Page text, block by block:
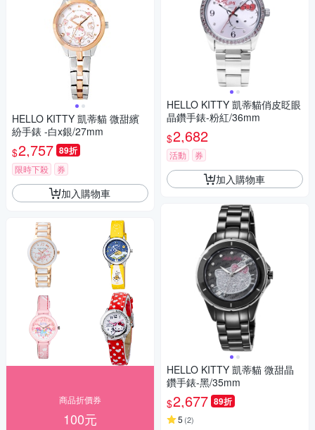
HELLO KITTY 凱蒂貓 微甜繽
紛手錶 -白x銀/27mm
$2,757 89折
限時下殺 券
加入購物車
商品折價券
100元
HELLO KITTY 凱蒂貓俏皮眨眼
晶鑽手錶-粉紅/36mm
$2,682
活動 券
加入購物車
HELLO KITTY 凱蒂貓 微甜晶
鑽手錶-黑/35mm
$2,677 89折
5 (2)